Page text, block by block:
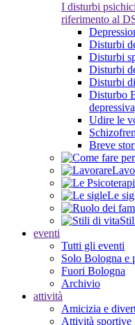
I disturbi
riferimento al
Disturbi
Disturbi
Disturbi
Disturbi
Disturbo
Udire le
Breve
Le
eventi
Tutti gli eventi
Solo Bologna e
Fuori Bologna
Archivio
attività
Amicizia e
Attività sportive